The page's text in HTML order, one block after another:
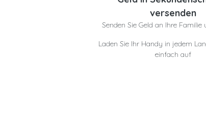
versenden
Senden Sie Geld an Ihre Familie
Laden Sie Ihr Handy in jedem
einfach auf